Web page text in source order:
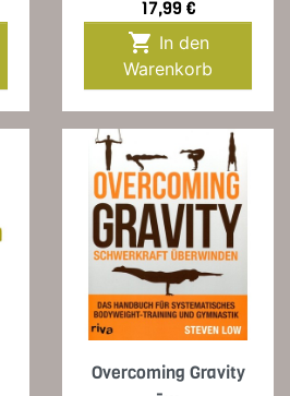
Preis
17,99 €

Warenkorb
Overcoming Gravity